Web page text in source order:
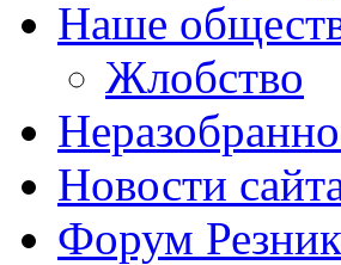
Наше
Жлобство
Новости
Форум